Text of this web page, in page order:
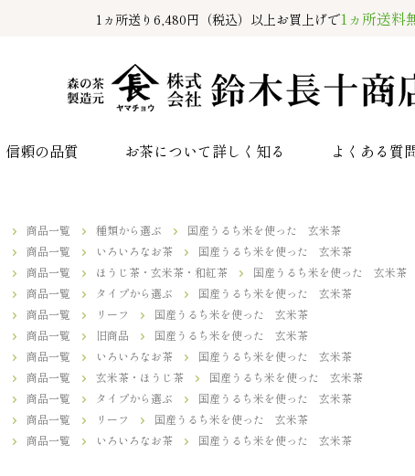
1ヵ所送り6,480円（税込）以上お買上げで1ヵ所送料
信頼の品質 お茶について詳しく知る よくある質
商品一覧 種類から選ぶ
国産うるち米を使った 玄米茶
商品一覧 いろいろなお茶
国産うるち米を使った 玄米茶
商品一覧 ほうじ茶・玄米茶・和紅茶
国産うるち米を使った 玄米茶
商品一覧 タイプから選ぶ
国産うるち米を使った 玄米茶
商品一覧 リーフ
国産うるち米を使った 玄米茶
商品一覧 旧商品
国産うるち米を使った 玄米茶
商品一覧 いろいろなお茶
国産うるち米を使った 玄米茶
商品一覧 玄米茶・ほうじ茶
国産うるち米を使った 玄米茶
商品一覧 タイプから選ぶ
国産うるち米を使った 玄米茶
商品一覧 リーフ
国産うるち米を使った 玄米茶
商品一覧 いろいろなお茶 国産うるち米を使った 玄米茶